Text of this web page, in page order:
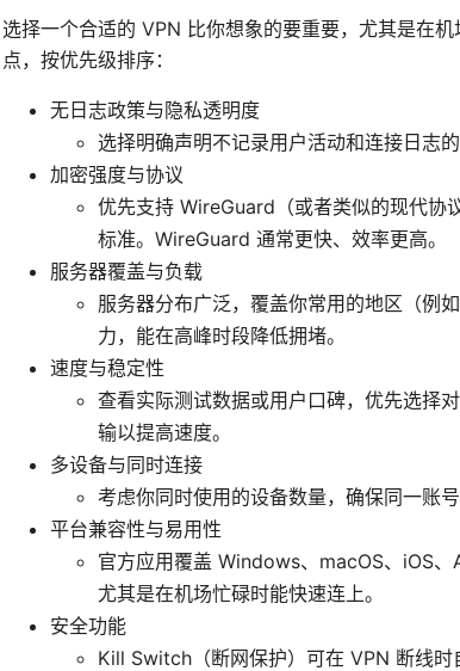
选择一个合适的 VPN 比你想象的要重要，尤其是在
点，按优先级排序：
无日志政策与隐私透明度
选择明确声明不记录用户活动和连接日志
加密强度与协议
优先支持 WireGuard（或者类似的现代协
标准。WireGuard 通常更快、效率更高。
服务器覆盖与负载
服务器分布广泛，覆盖你常用的地区（例
力，能在高峰时段降低拥堵。
速度与稳定性
查看实际测试数据或用户口碑，优先选择
输以提高速度。
多设备与同时连接
考虑你同时使用的设备数量，确保同一账
平台兼容性与易用性
官方应用覆盖 Windows、macOS、iOS、
尤其是在机场忙碌时能快速连上。
安全功能
Kill Switch（断网保护）可在 VPN 断线